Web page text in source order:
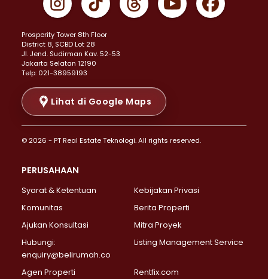
Properti Dijual di Johar Baru >
Properti Dijual di Menteng >
Properti Dijual di Senen >
Properti Dijual di Tanah Abang >
Properti Dijual di Cikini >
Properti Dijual di Kramat >
Properti Dijual di Pasar Baru >
Properti Dijual di Bendungan Hilir >
Properti Dijual di Jakarta Selatan >
Properti Dijual di Lebak Bulus >
Properti Dijual di Gandaria Selatan >
Properti Dijual di Pondok Labu >
Properti Dijual di Lenteng Agung >
Properti Dijual di Senayan >
Properti Dijual di Pondok Pinang >
Prosperity Tower 8th Floor
District 8, SCBD Lot 28
JI. Jend. Sudirman Kav. 52-53
Jakarta Selatan 12190
Telp: 021-38959193
Lihat di Google Maps
© 2026 - PT Real Estate Teknologi. All rights reserved.
PERUSAHAAN
Syarat & Ketentuan
Kebijakan Privasi
Komunitas
Berita Properti
Ajukan Konsultasi
Mitra Proyek
Hubungi:
enquiry@belirumah.co
Listing Management Service
Agen Properti Rentfix.com